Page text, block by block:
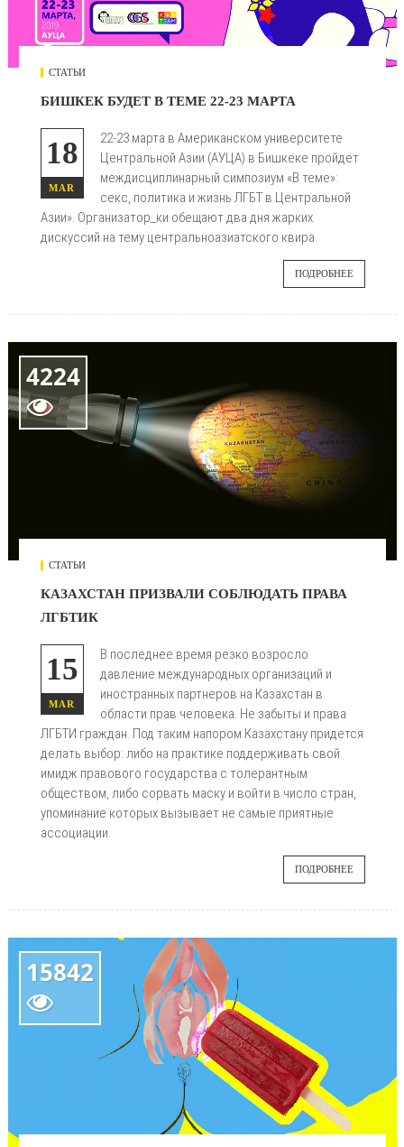
СТАТЬИ
БИШКЕК БУДЕТ В ТЕМЕ 22-23 МАРТА
18
MAR
22-23 марта в Американском университете
Центральной Азии (АУЦА) в Бишкеке пройдет
междисциплинарный симпозиум «В теме»:
секс, политика и жизнь ЛГБТ в Центральной
Азии». Организатор_ки обещают два дня жарких
дискуссий на тему центральноазиатского квира.
ПОДРОБНЕЕ
4224

СТАТЬИ
КАЗАХСТАН ПРИЗВАЛИ СОБЛЮДАТЬ ПРАВА
ЛГБТИК
15
MAR
В последнее время резко возросло
давление международных организаций и
иностранных партнеров на Казахстан в
области прав человека. Не забыты и права
ЛГБТИ граждан. Под таким напором Казахстану придется
делать выбор: либо на практике поддерживать свой
имидж правового государства с толерантным
обществом, либо сорвать маску и войти в число стран,
упоминание которых вызывает не самые приятные
ассоциации.
ПОДРОБНЕЕ
15842
